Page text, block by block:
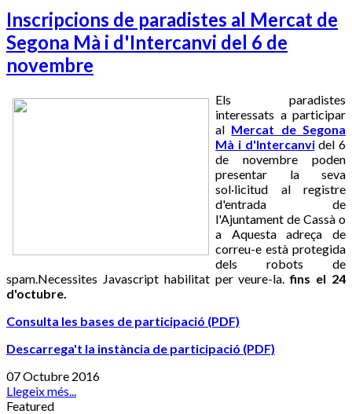
Inscripcions de paradistes al Mercat de
Segona Mà i d'Intercanvi del 6 de
novembre
Els paradistes
interessats a participar
al Mercat de Segona
Mà i d'Intercanvidel 6
de novembre poden
presentar la seva
sol·licitud al registre
d'entrada de
l'Ajuntament de Cassà o
a Aquesta adreça de
correu-e està protegida
dels robots de
spam.Necessites Javascript habilitat per veure-la. fins el 24
d'octubre.
Consulta les bases de participació (PDF)
Descarrega't la instància de participació (PDF)
07 Octubre 2016
Llegeix més...
Featured